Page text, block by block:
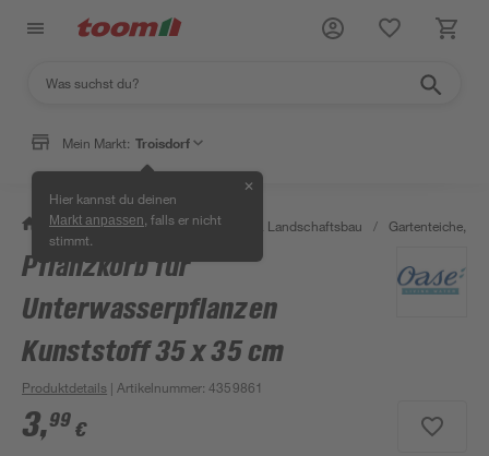
Mein Markt: Troisdorf
Hier kannst du deinen
Markt anpassen , falls er nicht
stimmt.
✕
/ Garten & Freizeit / Gartenbau & Landschaftsbau / Gartenteiche,
Pflanzkorb für
Unterwasserpflanzen
Kunststoff 35 x 35 cm
Produktdetails | Artikelnummer:4359861
3,99 €